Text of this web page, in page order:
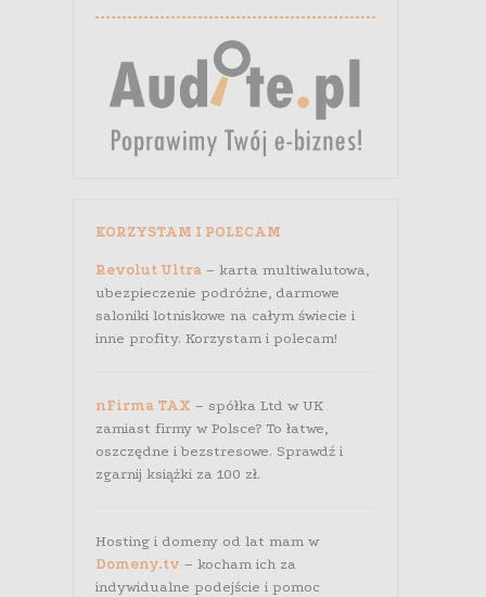
KORZYSTAM I POLECAM
Revolut Ultra– karta multiwalutowa,
ubezpieczenie podróżne, darmowe
saloniki lotniskowe na całym świecie i
inne profity. Korzystam i polecam!
nFirma TAX – spółka Ltd w UK
zamiast firmy w Polsce? To łatwe,
oszczędne i bezstresowe. Sprawdź i
zgarnij książki za 100 zł.
Hosting i domeny od lat mam w
Domeny.tv – kocham ich za
indywidualne podejście i pomoc